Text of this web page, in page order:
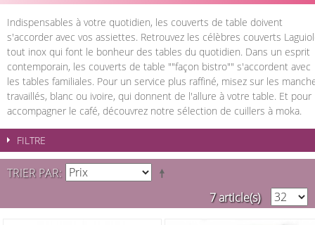
Indispensables à votre quotidien, les couverts de table doivent
s'accorder avec vos assiettes. Retrouvez les célèbres couverts
tout inox qui font le bonheur des tables du quotidien. Dans un esprit
contemporain, les couverts de table ""façon bistro"" s'accordent avec
les tables familiales. Pour un service plus raffiné, misez sur les
travaillés, blanc ou ivoire, qui donnent de l'allure à votre table. Et pour
accompagner le café, découvrez notre sélection de cuillers à moka.
FILTRE
TRIER PAR
7 article(s)